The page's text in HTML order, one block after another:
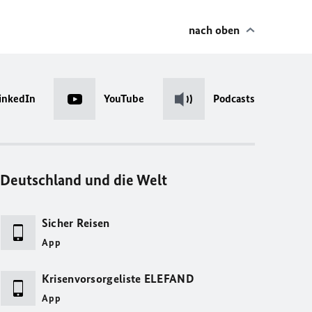
nach oben
YouTube Podcasts
Deutschland und die Welt
Sicher Reisen
App
Krisenvorsorgeliste ELEFAND
App